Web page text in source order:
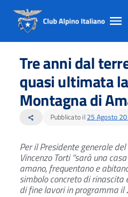
Salta
contento
Salta
Salta
Tre anni dal
quasi ultimata
Montagna di
share Pubblicato il 25 Agosto
Per il Presidente generale
Vincenzo Torti “sarà una
amano, frequentano e
simbolo concreto di rinascita
di fine lavori in programma